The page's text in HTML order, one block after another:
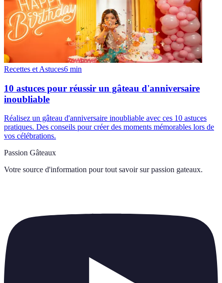
Recettes et Astuces6 min
10 astuces pour réussir un gâteau d'anniversaire
inoubliable
Réalisez un gâteau d'anniversaire inoubliable avec ces 10 astuces
pratiques. Des conseils pour créer des moments mémorables lors de
vos célébrations.
Passion Gâteaux
Votre source d'information pour tout savoir sur passion gateaux.